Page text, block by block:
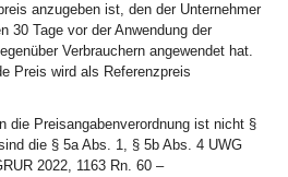
anzugeben ist, den der Unternehmer
30 Tage vor der Anwendung der
Verbrauchern angewendet hat.
Preis wird als Referenzpreis
die Preisangabenverordnung ist nicht §
die § 5a Abs. 1, § 5b Abs. 4 UWG
2022, 1163 Rn. 60 –